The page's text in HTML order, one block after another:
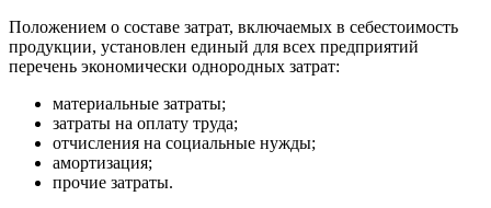
Положением о составе затрат, включаемых в себестоимость
продукции, установлен единый для всех предприятий
перечень экономически однородных затрат:
материальные затраты;
затраты на оплату труда;
отчисления на социальные нужды;
амортизация;
прочие затраты.